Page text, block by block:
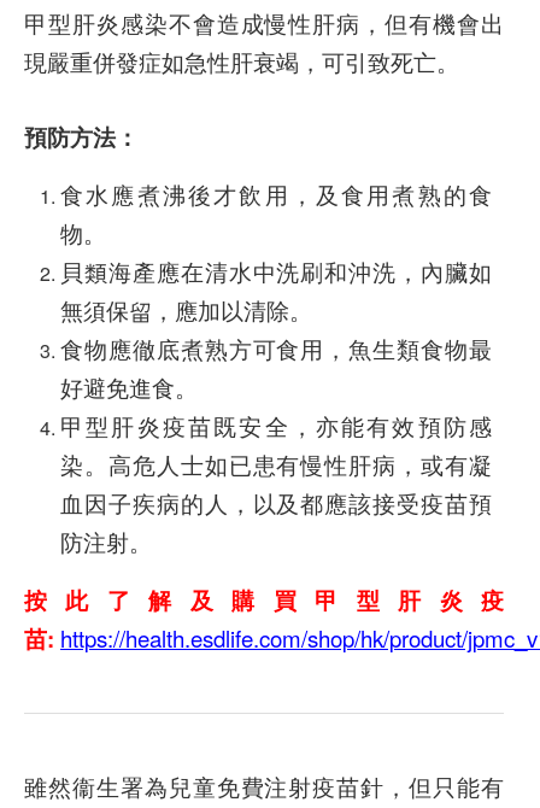
甲型肝炎感染不會造成慢性肝病，但有機會出
現嚴重併發症如急性肝衰竭，可引致死亡。
預防方法：
食水應煮沸後才飲用，及食用煮熟的食
物。
貝類海產應在清水中洗刷和沖洗，內臟如
無須保留，應加以清除。
食物應徹底煮熟方可食用，魚生類食物最
好避免進食。
甲型肝炎疫苗既安全，亦能有效預防感
染。高危人士如已患有慢性肝病，或有凝
血因子疾病的人，以及都應該接受疫苗預
防注射。
按此了解及購買甲型肝炎疫
苗: https://health.esdlife.com/shop/hk/product/
雖然衞生署為兒童免費注射疫苗針，但只能有